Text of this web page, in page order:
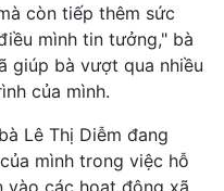
còn tiếp thêm sức
mình tin tưởng," bà
giúp bà vượt qua nhiều
của mình.
Lê Thị Diễm đang
mình trong việc hỗ